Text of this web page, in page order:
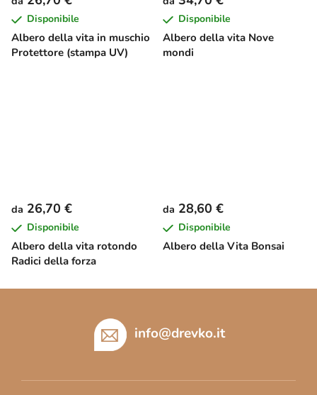
Albero della vita in muschio
Protettore (stampa UV)
Disponibile
Albero della vita Nove
mondi
Disponibile
Albero della vita rotondo
Radici della forza
da 26,70 €
Disponibile
Albero della Vita Bonsai
da 28,60 €
Disponibile
info@drevko.it